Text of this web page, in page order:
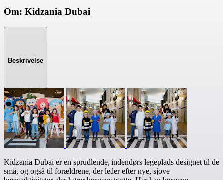
Om: Kidzania Dubai
Beskrivelse
Kidzania Dubai er en sprudlende, indendørs legeplads designet til de
små, og også til forældrene, der leder efter nye, sjove